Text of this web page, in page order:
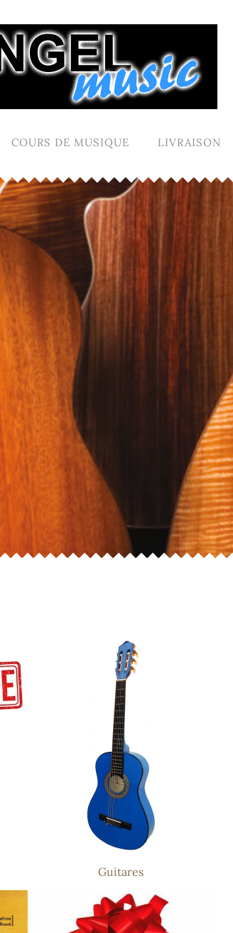
COURS DE MUSIQUE LIVRAISON
Guitares